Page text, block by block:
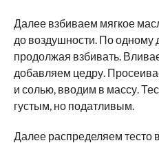
Далее взбиваем мягкое
до воздушности. По одному
продолжая взбивать.
добавляем цедру.
и солью, вводим в массу.
густым, но податливым.
Далее распределяем тесто